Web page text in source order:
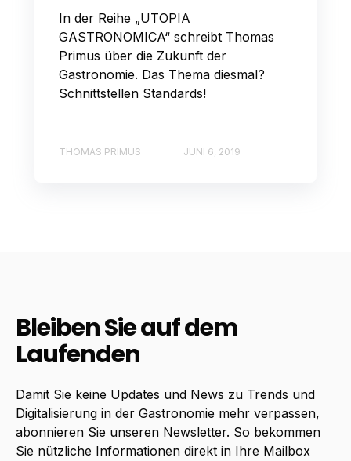
In der Reihe „UTOPIA
GASTRONOMICA“ schreibt Thomas
Primus über die Zukunft der
Gastronomie. Das Thema diesmal?
Schnittstellen Standards!
THOMAS PRIMUS JUNI 6, 2019
Bleiben Sie auf dem
Laufenden
Damit Sie keine Updates und News zu Trends und
Digitalisierung in der Gastronomie mehr verpassen,
abonnieren Sie unseren Newsletter. So bekommen
Sie nützliche Informationen direkt in Ihre Mailbox